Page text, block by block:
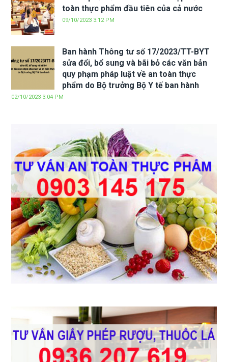
toàn thực phẩm đầu tiên của cả nước
09/10/2023 3:12 PM
Ban hành Thông tư số 17/2023/TT-BYT
sửa đổi, bổ sung và bãi bỏ các văn bản
quy phạm pháp luật về an toàn thực
phẩm do Bộ trưởng Bộ Y tế ban hành
02/10/2023 3:04 PM